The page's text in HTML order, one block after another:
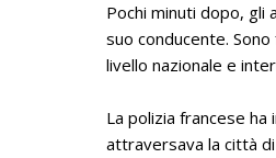
Pochi minuti dopo, gli
suo conducente.
livello nazionale e
La polizia francese
attraversava la città